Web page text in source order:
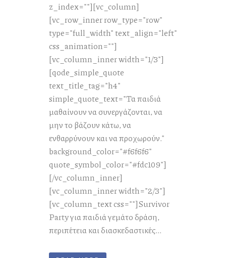
z_index=""][vc_column]
[vc_row_inner row_type="row"
type="full_width" text_align="left"
css_animation=""]
[vc_column_inner width="1/3"]
[qode_simple_quote
text_title_tag="h4"
simple_quote_text="Τα παιδιά
μαθαίνουν να συνεργάζονται, να
μην το βάζουν κάτω, να
ενθαρρύνουν και να προχωρούν."
background_color="#f6f6f6"
quote_symbol_color="#fdc109"]
[/vc_column_inner]
[vc_column_inner width="2/3"]
[vc_column_text css=""]Survivor
Party για παιδιά γεμάτο δράση,
περιπέτεια και διασκεδαστικές...